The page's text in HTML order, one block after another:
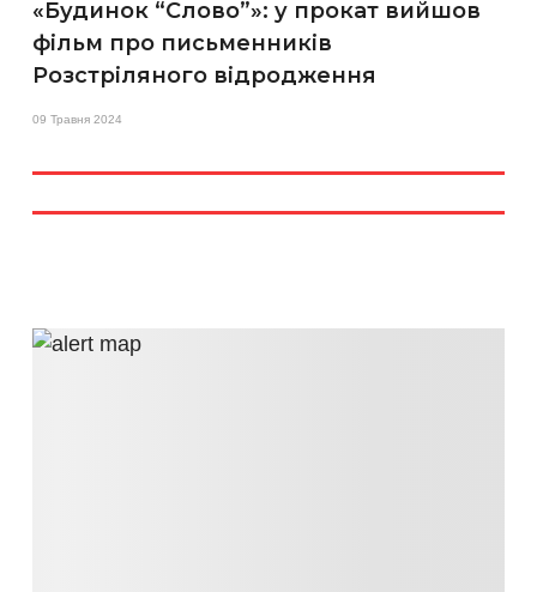
«Будинок “Слово”»: у прокат вийшов
фільм про письменників
Розстріляного відродження
09 Травня 2024